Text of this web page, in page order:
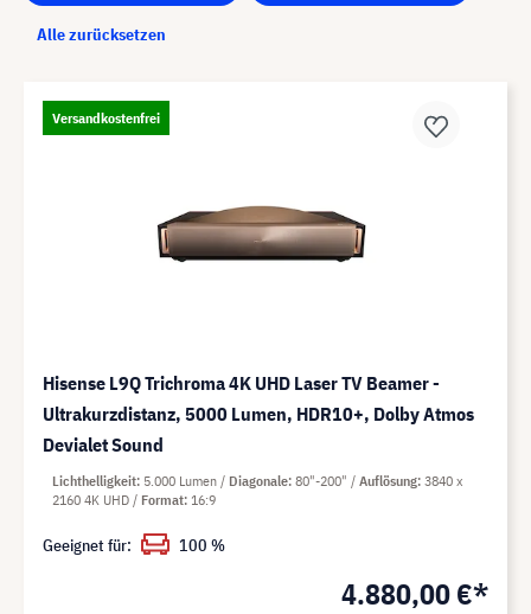
Alle zurücksetzen
Versandkostenfrei
Hisense L9Q Trichroma 4K UHD Laser TV Beamer -
Ultrakurzdistanz, 5000 Lumen, HDR10+, Dolby Atmos
Devialet Sound
4.880,00 €*
Lichthelligkeit 5.000 Lumen Diagonale 80"-200" Auflösung 3840 x
2160 4K UHD
Format 16:9
Geeignet für: 100 %